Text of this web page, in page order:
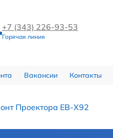
+7 (343) 226-93-53
Горячая линия
Вакансии Контакты
Проектора EB-X92